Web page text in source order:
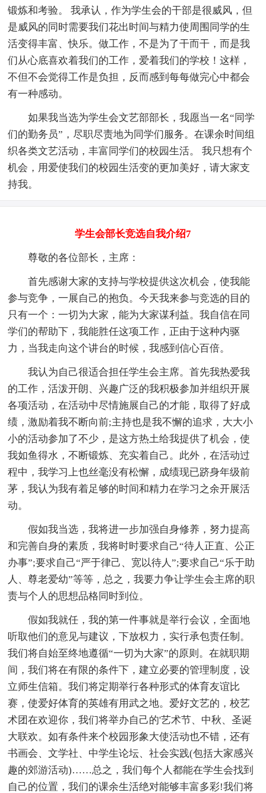
锻炼和考验。 我承认，作为学生会的干部是很威风，但
是威风的同时需要我们花出时间与精力使周围同学的生
活变得丰富、快乐。做工作，不是为了干而干，而是我
们从心底喜欢着我们的工作，爱着我们的学校！这样，
不但不会觉得工作是负担，反而感到每每做完心中都会
有一种感动。
如果我当选为学生会文艺部部长，我愿当一名“同学
们的勤务员”，尽职尽责地为同学们服务。在课余时间组
织各类文艺活动，丰富同学们的校园生活。 我只想有个
机会，用爱使我们的校园生活变的更加美好，请大家支
持我。
学生会部长竞选自我介绍7
尊敬的各位部长，主席：
首先感谢大家的支持与学校提供这次机会，使我能
参与竞争，一展自己的抱负。今天我来参与竞选的目的
只有一个：一切为大家，能为大家谋利益。我自信在同
学们的帮助下，我能胜任这项工作，正由于这种内驱
力，当我走向这个讲台的时候，我感到信心百倍。
我认为自己很适合担任学生会主席。首先我热爱我
的工作，活泼开朗、兴趣广泛的我积极参加并组织开展
各项活动，在活动中尽情施展自己的才能，取得了好成
绩，激励着我不断向前;主持也是我不懈的追求，大大小
小的活动参加了不少，是这方热土给我提供了机会，使
我如鱼得水，不断锻炼、充实着自己。此外，在活动过
程中，我学习上也丝毫没有松懈，成绩现已跻身年级前
茅，我认为我有着足够的时间和精力在学习之余开展活
动。
假如我当选，我将进一步加强自身修养，努力提高
和完善自身的素质，我将时时要求自己“待人正直、公正
办事”;要求自己“严于律己、宽以待人”;要求自己“乐于助
人、尊老爱幼”等等，总之，我要力争让学生会主席的职
责与个人的思想品格同时到位。
假如我就任，我的第一件事就是举行会议，全面地
听取他们的意见与建议，下放权力，实行承包责任制。
我们将自始至终地遵循“一切为大家”的原则。在就职期
间，我们将在有限的条件下，建立必要的管理制度，设
立师生信箱。我们将定期举行各种形式的体育友谊比
赛，使爱好体育的英雄有用武之地。爱好文艺的，校艺
术团在欢迎你，我们将举办自己的'艺术节、中秋、圣诞
大联欢。如有条件来个校园形象大使活动也不错，还有
书画会、文学社、中学生论坛、社会实践(包括大家感兴
趣的郊游活动)……总之，我们每个人都能在学生会找到
自己的位置，我们的课余生活绝对能够丰富多彩!我们将